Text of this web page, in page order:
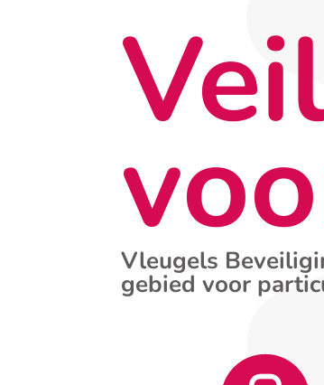
Vleugels
gebied voor